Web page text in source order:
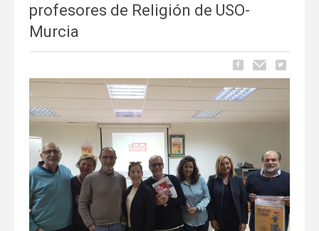
profesores de Religión de USO-
Murcia